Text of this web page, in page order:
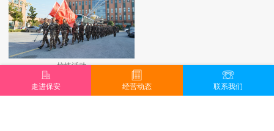
拉练活动
查看更多+
走进保安 经营动态 联系我们